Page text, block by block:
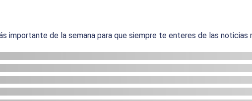
importante de la semana para que siempre te enteres de las noticias